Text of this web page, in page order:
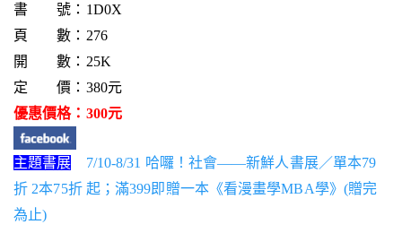
書 號：1D0X
頁 數：276
開 數：25K
定 價：380元
優惠價格：300元
主題書展
7/10-8/31 哈囉！社會——新鮮人書展／單本79
折 2本75折 起；滿399即贈一本《看漫畫學MBA學》(贈完
為止)